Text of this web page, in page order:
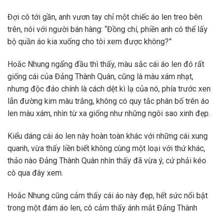
Đợi cô tới gần, anh vươn tay chỉ một chiếc áo len treo bên
trên, nói với người bán hàng: “Đồng chí, phiền anh có thể lấy
bộ quần áo kia xuống cho tôi xem được không?”
Hoắc Nhung ngẩng đầu thì thấy, màu sắc cái áo len đó rất
giống cái của Đảng Thành Quân, cũng là màu xám nhạt,
nhưng độc đáo chính là cách dệt kì lạ của nó, phía trước xen
lẫn đường kim màu trắng, không có quy tắc phân bố trên áo
len màu xám, nhìn từ xa giống như những ngôi sao xinh đẹp.
Kiểu dáng cái áo len này hoàn toàn khác với những cái xung
quanh, vừa thấy liền biết không cùng một loại với thứ khác,
thảo nào Đảng Thành Quân nhìn thấy đã vừa ý, cứ phải kéo
cô qua đây xem.
Hoắc Nhung cũng cảm thấy cái áo này đẹp, hết sức nổi bật
trong một đám áo len, cô cảm thấy ánh mắt Đảng Thành